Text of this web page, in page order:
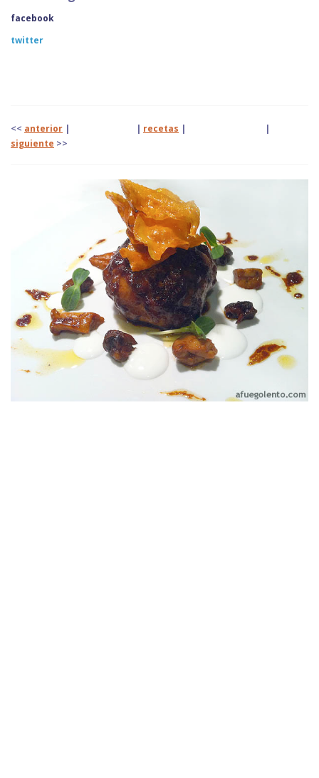
facebook
twitter
<< anterior | | recetas |
|
siguiente >>